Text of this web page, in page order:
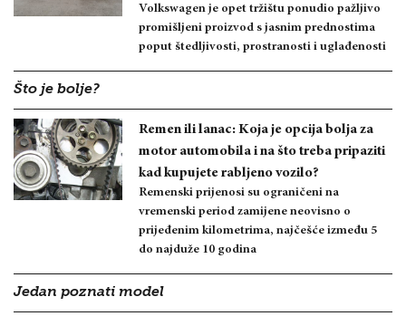
Volkswagen je opet tržištu ponudio pažljivo
promišljeni proizvod s jasnim prednostima
poput štedljivosti, prostranosti i uglađenosti
Što je bolje?
Remen ili lanac: Koja je opcija bolja za
motor automobila i na što treba pripaziti
kad kupujete rabljeno vozilo?
Remenski prijenosi su ograničeni na
vremenski period zamijene neovisno o
prijeđenim kilometrima, najčešće između 5
do najduže 10 godina
Jedan poznati model